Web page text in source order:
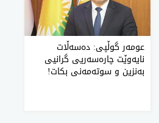
عومه‌ر گوڵپی‌: ده‌سه‌ڵات
نایه‌وێت چاره‌سه‌ریی گرانیی
به‌نزین و سوته‌مه‌نی بكات!